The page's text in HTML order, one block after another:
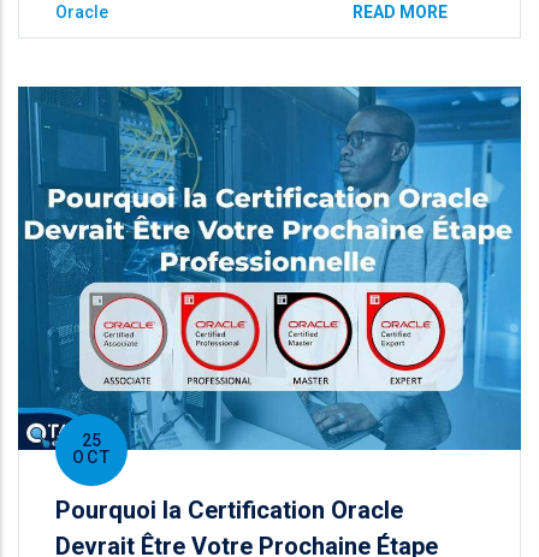
Oracle READ MORE
25
OCT
Pourquoi la Certification Oracle
Devrait Être Votre Prochaine Étape